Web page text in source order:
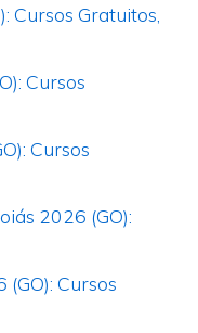
Cursos Gratuitos,
Cursos
Cursos
2026 (GO):
Cursos